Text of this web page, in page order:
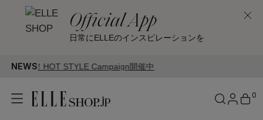
Official App
日常にELLEのインスピレーションを
NEWSCampaign開催中
0